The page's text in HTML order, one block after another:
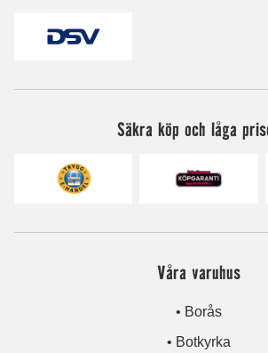
Säkra köp och låga
Våra varuhus
• Borås
• Botkyrka